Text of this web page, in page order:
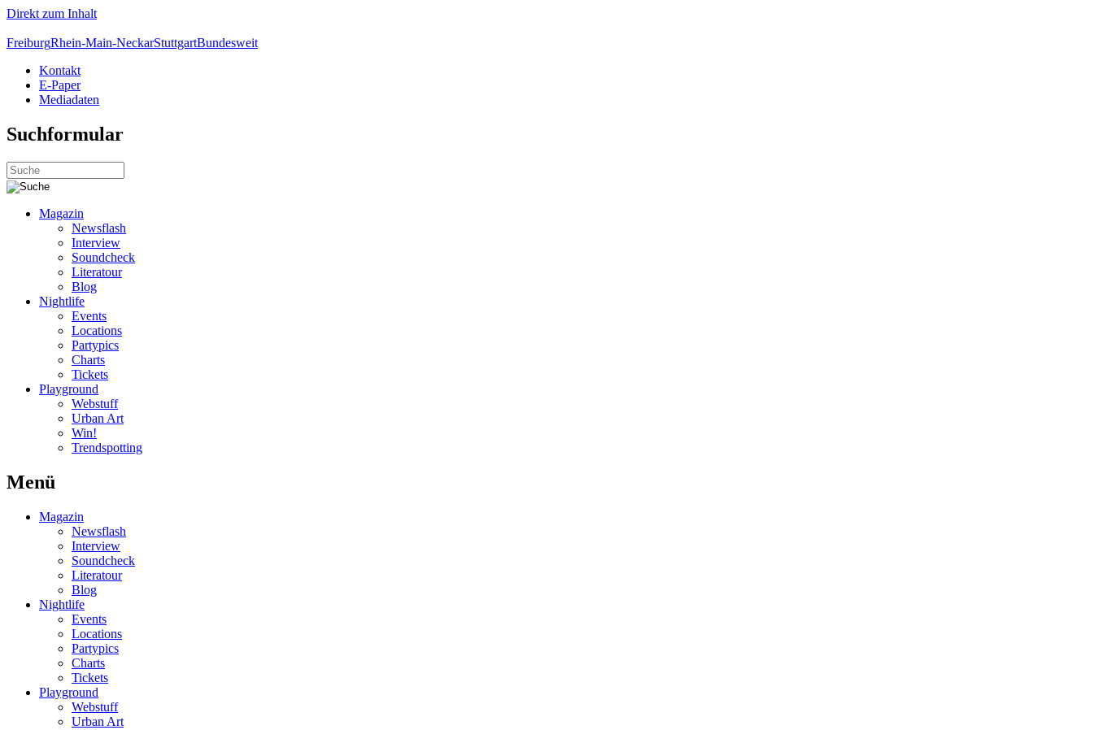
Direkt zum Inhalt
FreiburgRhein-Main-NeckarStuttgartBundesweit
Kontakt
E-Paper
Mediadaten
Suchformular
Magazin
Newsflash
Interview
Soundcheck
Literatour
Blog
Nightlife
Events
Locations
Partypics
Charts
Tickets
Playground
Webstuff
Urban Art
Win!
Trendspotting
Menü
Magazin
Newsflash
Interview
Soundcheck
Literatour
Blog
Nightlife
Events
Locations
Partypics
Charts
Tickets
Playground
Webstuff
Urban Art